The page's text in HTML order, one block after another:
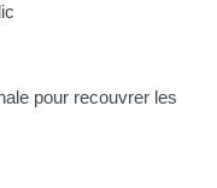
pour recouvrer les